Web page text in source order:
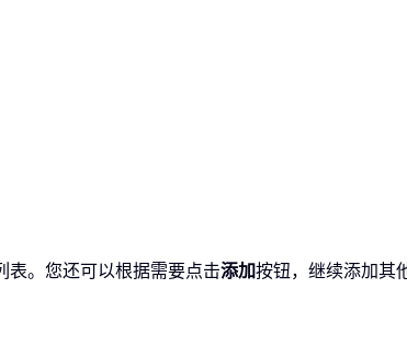
表。您还可以根据需要点击添加按钮，继续添加其